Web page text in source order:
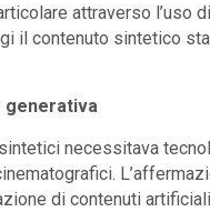
attraverso l’uso
il contenuto sintetico
generativa
necessitava
di contenuti